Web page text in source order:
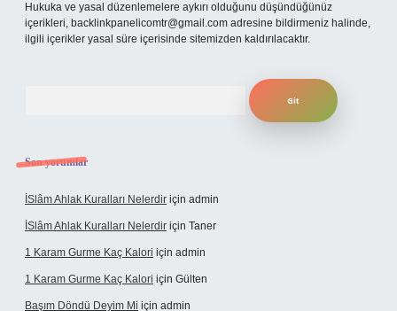
Hukuka ve yasal düzenlemelere aykırı olduğunu düşündüğünüz
içerikleri, backlinkpanelicomtr@gmail.com adresine bildirmeniz halinde,
ilgili içerikler yasal süre içerisinde sitemizden kaldırılacaktır.
Son yorumlar
İSlâm Ahlak Kuralları Nelerdir için admin
İSlâm Ahlak Kuralları Nelerdir için Taner
1 Karam Gurme Kaç Kalori için admin
1 Karam Gurme Kaç Kalori için Gülten
Başım Döndü Deyim Mi için admin